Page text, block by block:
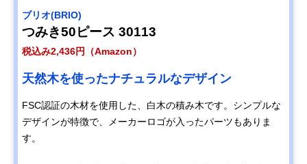
ブリオ(BRIO)
つみき50ピース 30113
税込み2,436円（Amazon）
天然木を使ったナチュラルなデザイン
FSC認証の木材を使用した、白木の積み木です。シンプルな
デザインが特徴で、メーカーロゴが入ったパーツもありま
す。